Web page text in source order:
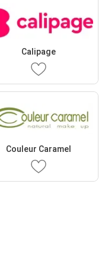
Calipage
Couleur Caramel